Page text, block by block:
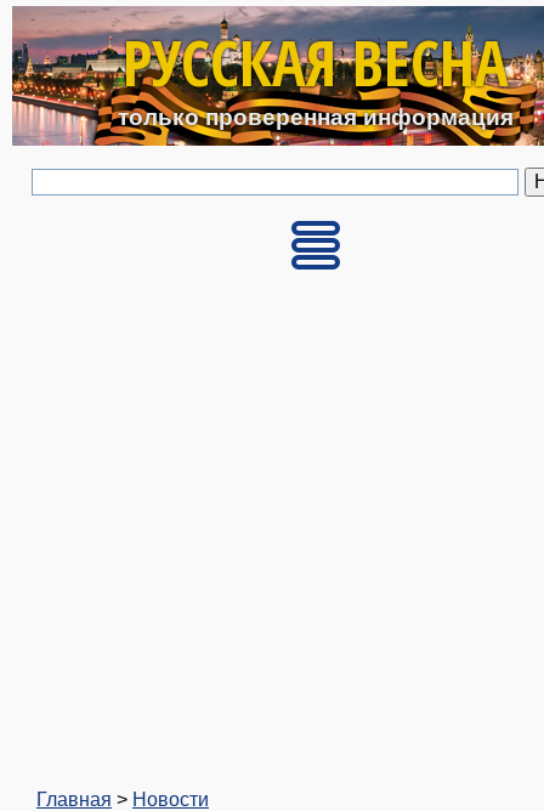
Перейти к основному
РУССКАЯ ВЕСНА
только проверенная информация
Главная > Новости